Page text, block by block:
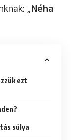
„Néha
ezt
súlya